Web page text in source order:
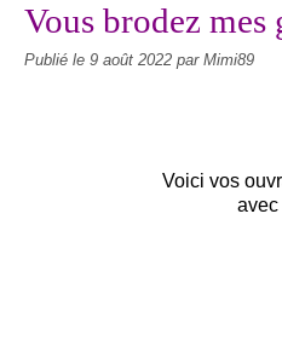
Vous brodez mes
Publié le 9 août 2022 par Mimi89
Voici vos